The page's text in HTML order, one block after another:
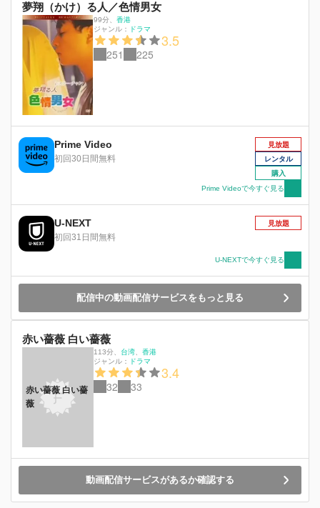
夢翔（かけ）る人／色情男女
99分
香港
ジャンル：
ドラマ
3.5
251 225
Prime Video
初回30日間無料
見放題
レンタル
購入
Prime Videoで今すぐ見る
U-NEXT
初回31日間無料
見放題
U-NEXTで今すぐ見る
配信中の動画配信サービスをもっと見る
赤い薔薇 白い薔薇
赤い薔薇 白い薔
薇
113分 台湾
香港
ジャンル：
ドラマ
3.4
32 33
動画配信サービスがあるか確認する